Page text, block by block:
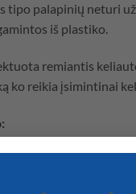
tipo palapinių neturi
iš plastiko.
remiantis
ko reikia įsimintinai
palapinė.